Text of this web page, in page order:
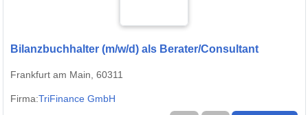
Bilanzbuchhalter (m/w/d) als Berater/Consultant
Frankfurt am Main, 60311
Firma:TriFinance GmbH